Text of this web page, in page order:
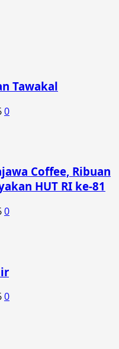
Tawakal
0
Coffee, Ribuan
HUT RI ke-81
0
0